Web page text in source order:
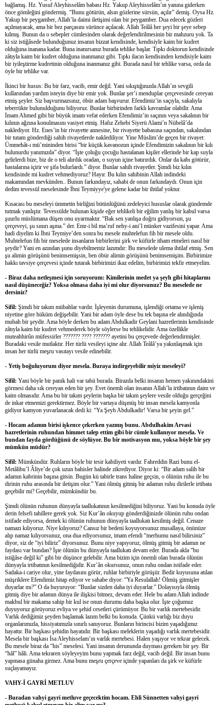
bağlamış. Hz. Yusuf Aleyhisselâm babası Hz. Yakup Aleyhisselâm’ın yanına giderken
önce gömleğini göndermiş. “Bunu götürün, alsın gözlerine sürsün, açılır” demiş. Oysa Hz.
Yakup bir peygamber, Allah’la daimi iletişimi olan bir peygamber. Dua edecek gözleri
açılmayacak, ama bir bez parçasını sürünce açılacak. Allah Teâlâ her şeyi bir şeye sebep
kılmış. Bunun da o sebepler cümlesinden olarak değerlendirilmesinin bir mahzuru yok. Ta
ki siz istiğâsede bulunduğunuz insanın bizzat kendisinde, kendisiyle kaim bir kudret
olduğuna inanana kadar. Buna inanırsanız burada tehlike başlar. Tıpkı doktorun kendisinde
zâtıyla kaim bir kudret olduğuna inanmanız gibi. Tıpkı ilacın kendisinden kendisiyle kaim
bir iyileştirme kudretinin olduğuna inanmanız gibi. Burada nasıl bir tehlike varsa, orda da
öyle bir tehlike var.
İkinci bir husus: Bu bir farz, vacib, emir değil. Yani sıkıştığınızda Allah’ın sevgili
kullarından yardım isteyin diye bir emir yok. Bunlar şer’i menduplar çerçevesinde cereyan
etmiş şeyler. Siz başvurmazsınız, öbür adam başvurur. Efendimiz’in saçıyla, sakalıyla
teberrükte bulunulduğunu biliyoruz. Bunlar birbirinden farklı kavramlar olabilir. Ama
İmam Ahmed gibi bir büyük imam vefat ederken Efendimiz’in saçının veya sakalının bir
kılının ağzına konulmasını vasiyet etmiş. Hafız Zehebi Siyerü Alami’n Nübelâ’da
naklediyor. Hz. Enes’in bir rivayette annesine, bir rivayette babasına saçından, sakalından
bir tutam gönderdiği sahih rivayetlerde naklediliyor. Yine Müslim’de geçen bir rivayet:
Ümmehât-ı mü’mininden birisi “bir küçük kavanozun içinde Efendimizin sakalının bir kılı
bulunurdu yanımızda” diyor. “İşte çoluğu çocuğu hastalanan kişiler ellerinde bir kap suyla
gelirlerdi bize, biz de o teli alırdık oradan, o suyun içine batırırdık. Onlar da kabı götürür,
hastalarına içirir ve şifa bulurlardı.” diyor. Bunlar sahih rivayetler. Şimdi biz kılın
kendisinde mi kudret vehmediyoruz? Hayır. Bu kılın sahibinin Allah indindeki
makamından mevkiinden.. Bunun farkındayız, sahabi de onun farkındaydı. Onun için
dedim tevessül meselesinde İbni Teymiyye'ye gelene kadar bir ihtilaf yoktur.
Kısacası bu meseleyi ümmetin birliğini bütünlüğünü zedeleyici hususlar olarak gündemde
tutmak yanlıştır. Tevessülde bulunan kişide eğer tehlikeli bir eğilim yanlış bir kabul varsa
şuurlu müslümana düşen onu uyarmaktır. “Bak sen yanlışa doğru gidiyorsun, şu
çerçeveyi, şu sınırı aşma.” der. Emr-i bil ma’ruf nehy-i ani’l münker vazifesini yapar. Ama
hadi diyelim ki İbni Teymiye’den sonra bu mesele muhtelefun fih bir mesele oldu.
Muhtelefun fih bir meselede insanların birbirlerini şirk ve küfürle itham etmeleri nasıl bir
şeydir? Yani en azından şunu diyebilmemiz lazımdır: Bu meselede ulema ihtilaf etmiş. Sen
şu alimin görüşünü benimsemişsin, ben öbür alimin görüşünü benimsemişim. Birbirimize
hakkı tavsiye çerçevesi içinde tutarak birbirimizi ikaz edelim, birbirimizi tekfir etmeyelim.
- Biraz daha netleşmesi için soruyorum: Kimilerinin medet ya şeyh gibi hitaplarını
nasıl düşüneceğiz? Yoksa olmasa daha iyi mi olur diyorsunuz? Bu meselede ne
dersiniz?
Sifil: Şimdi bir takım mübahlar vardır. İşleyenin durumuna, işlendiği ortama ve işleniş
niyetine göre hüküm değişebilir. Yani bir adam öyle dese bu tek başına ele alındığında
mubah bir şeydir. Ama böyle derken bu adam Abdulkadir Geylani hazretlerinin kendisinde
zâtıyla kaim bir kudret vehmederek böyle söylerse bu tehlikelidir. Ama özellikle
muteahhirûn müfessirler ??????? ???? ??????? ayetini bu çerçevede değerlendirmişler.
Buradaki vesile mutlaktır. Her türlü vesileyi içine alır. Allah Teâlâ’ya yakınlaşmak için
insan her türlü meşru vasıtayı vesile edinebilir.
- Yetiş boğuluyorum diyor mesela. Buraya indirgeyebilir miyiz meseleyi?
Sifil: Yani böyle bir panik hali var tabii burada. Birazda belki insanın hemen yakınındakini
görmesi daha sık cereyan eden bir şey. Evet önemli olan insanın Allah’la irtibatının daim ve
kaim olmasıdır. Ama bu bir takım şeylerin başka bir takım şeylere vesile olduğu gerçeğini
de inkar etmemizi gerektirmez. Böyle bir vartaya düşmüş bir insan mesela kamyonla
gidiyor kamyon yuvarlanacak dedi ki: “Ya Şeyh Abdulkadir! Varsa bir şeyin gel.”
- Hocam adamın birisi işkence çekerken yazmış bunu. Abdulhakim Arvasi
hazretlerinin ruhundan himmet talep ettim gibi bir cümle kullanıyor mesela. Ve
bundan fayda gördüğünü de söylüyor. Bu bir motivasyon mu, yoksa böyle bir şey
mümkün müdür?
Sifil: Mümkündür. Ruhların böyle bir tesir kabiliyeti vardır. Fahreddin Razi bunu el-
Metâlibu’l Âliye’de çok uzun bahisler halinde zikrediyor. Diyor ki: “Bir adam salih bir
adamın kabrinin başına gitsin. Bugün kü tabirle trans haline geçsin, o ölünün ruhu ile bu
dirinin ruhu arasında bir iletişim olur.” Yani ölmüş gitmiş bir adamın ruhu dirilerle irtibata
geçebilir mi? Geçebilir, mümkündür bu.
Şimdi ölünün ruhunun dünyayla taallukatının kesilmediğini biliyoruz. Yani bu konuda öyle
derin felsefi tahillere gerek yok. Siz Kur’ân okuyup gönderdiğinizde ölünün ruhu ondan
istifade ediyorsa, demek ki ölünün ruhunun dünyayla taallukatı kesilmiş değil. Cenaze
namazı kılıyoruz. Niye kılıyoruz? Cansız bir bedeni koyuyorsunuz musallaya, önünüze
alıp namaz kılıyorsunuz, ona dua ediyorsunuz, imam efendi “merhumu nasıl bilirsiniz”
diyor, siz de “iyi biliriz” diyorsunuz. Bunu niye yapıyoruz, ölmüş gitmiş bir adamın ne
faydası var bundan? İşte ölünün bu dünyayla taallukatı devam eder. Burada akla “bu
istiğâse değil ki” gibi bir düşünce gelebilir. Ama bizim için önemli olan burada ölünün
dünyayla irtibatının kesilmediğidir. Kur’ân okursunuz, onun ruhu ondan istifade eder.
Sadaka-i cariye olur, yine faydasını görür, ruhlar birbiriyle görüşür. Bedir kuyusuna atılan
müşriklere Efendimiz hitap ediyor ve sahabe diyor: “Ya Resulallah! Ölmüş gitmişler
duyarlar mı?” O da buyuruyor: “Bunlar sizden daha iyi duyarlar.” Dolayısıyla ölmüş
gitmiş diye bir adamın dünya ile ilişkisi bitmez, devam eder. Hele bu adam Allah indinde
makbul bir makama sahip bir kul ise onun durumu daha başka olur. İşte çoğumuz
duyuyoruz görüyoruz evliya ve şehid cesetleri çürümüyor. Bu bir varlık mertebesidir.
Varlık dediğimiz şeyden başlamak lazım belki bu konuda. Çünkü varlığı biz duyu
organlarımızla, hissiyatımızla sınırlı sanıyoruz. Bunların birincisi bizim yaşadığımız
hayattır. Bir başkası şehidin hayatıdır. Bir başkası meleklerin yaşadığı varlık mertebesidir.
Mesela bir başkası İsa Aleyhisselam’ın varlık mertebesi. Halen yaşıyor ve tekrar gelecek.
Bu mesele biraz da “his” meselesi. Yani insanın derununda duyması gereken bir şey. Bir
“hâl” hâli. Ama tekraren söyleyeyim bunu yapmak farz değil, vacib değil. Bir insan bunu
yapmasa günaha girmez. Ama bunu meşru çerçeve içinde yapanları da şirk ve küfürle
suçlayamayız.
VAHY-İ GAYRİ METLUV
- Buradan vahyi gayri metluve geçecektim hocam. Ehli Sünnetten vahyi gayri